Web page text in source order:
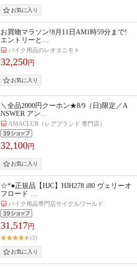
お買物マラソン!8月11日AM1時59分まで!
エントリーと…
バイク用品のレオタニモト
32,250円
＼全品2000円クーホン★8/9（日)限定／A
NSWER アン…
AMACLUB（レアブランド 専門店）
32,100円
☆*●正規品【HJC】HJH278 i80 ヴェリーオ
フロード …
バイク用品専門店サイクルワールド
31,517円
(5)